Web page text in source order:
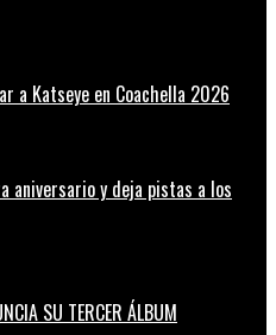
a Katseye en Coachella 2026
aniversario y deja pistas a los
SU TERCER ÁLBUM